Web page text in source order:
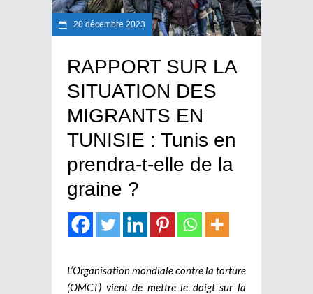
20 décembre 2023
RAPPORT SUR LA
SITUATION DES
MIGRANTS EN
TUNISIE : Tunis en
prendra-t-elle de la
graine ?
L’Organisation mondiale contre la torture
(OMCT) vient de mettre le doigt sur la